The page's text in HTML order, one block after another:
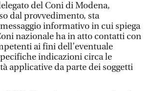
del Coni di Modena,
dal provvedimento, sta
informativo in cui spiega
nazionale ha in atto contatti con
ai fini dell’eventuale
indicazioni circa le
applicative da parte dei soggetti